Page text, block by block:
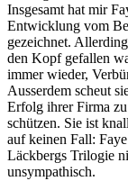
Insgesamt hat mir
Entwicklung vom
gezeichnet.
den Kopf gefallen
immer wieder,
Ausserdem scheut
Erfolg ihrer Firma
schützen. Sie ist
auf keinen Fall:
Läckbergs Trilogie
unsympathisch.